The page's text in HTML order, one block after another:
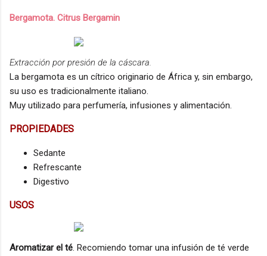
Bergamota. Citrus Bergamin
Extracción por presión de la cáscara.
La bergamota es un cítrico originario de África y, sin embargo,
su uso es tradicionalmente italiano.
Muy utilizado para perfumería, infusiones y alimentación.
PROPIEDADES
Sedante
Refrescante
Digestivo
USOS
Aromatizar el té. Recomiendo tomar una infusión de té verde